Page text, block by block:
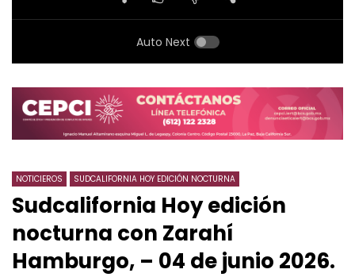
Auto Next
NOTICIEROS SUDCALIFORNIA HOY EDICIÓN NOCTURNA
Sudcalifornia Hoy edición
nocturna con Zarahí
Hamburgo, – 04 de junio 2026.